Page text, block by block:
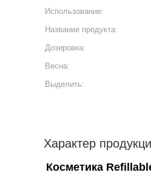
Использование:
Название продукта:
Дозировка:
Весна:
Выделить:
Характер
Косметика